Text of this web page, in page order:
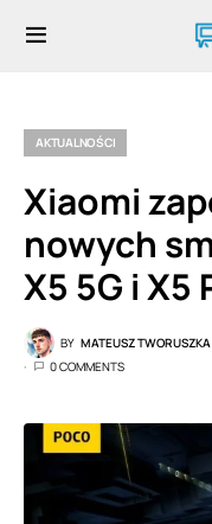
AKTUALNOŚCI
Xiaomi
nowych
X5 5G i X5
BY MATEUSZ TWORUSZKA
0 COMMENTS